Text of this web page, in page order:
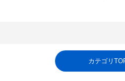
カテゴリ